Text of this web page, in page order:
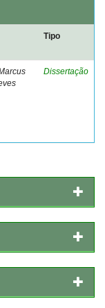
Tipo
Dissertação